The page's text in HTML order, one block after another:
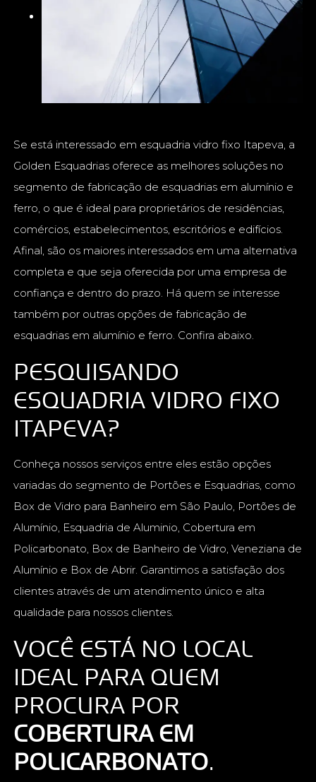
Se está interessado em esquadria vidro fixo Itapeva, a
Golden Esquadrias oferece as melhores soluções no
segmento de fabricação de esquadrias em alumínio e
ferro, o que é ideal para proprietários de residências,
comércios, estabelecimentos, escritórios e edifícios.
Afinal, são os maiores interessados em uma alternativa
completa e que seja oferecida por uma empresa de
confiança e dentro do prazo. Há quem se interesse
também por outras opções de fabricação de
esquadrias em alumínio e ferro. Confira abaixo.
PESQUISANDO
ESQUADRIA VIDRO FIXO
ITAPEVA?
Conheça nossos serviços entre eles estão opções
variadas do segmento de Portões e Esquadrias, como
Box de Vidro para Banheiro em São Paulo, Portões de
Alumínio, Esquadria de Aluminio, Cobertura em
Policarbonato, Box de Banheiro de Vidro, Veneziana de
Alumínio e Box de Abrir. Garantimos a satisfação dos
clientes através de um atendimento único e alta
qualidade para nossos clientes.
VOCÊ ESTÁ NO LOCAL
IDEAL PARA QUEM
PROCURA POR
COBERTURA EM
POLICARBONATO.